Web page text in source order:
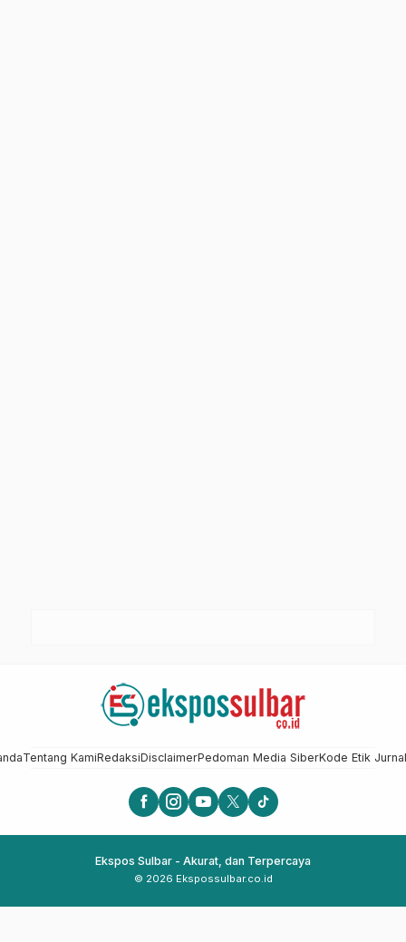
Tentang KamiRedaksiDisclaimerPedoman Media SiberKode Etik
Ekspos Sulbar - Akurat, dan Terpercaya
© 2026 Ekspossulbar.co.id